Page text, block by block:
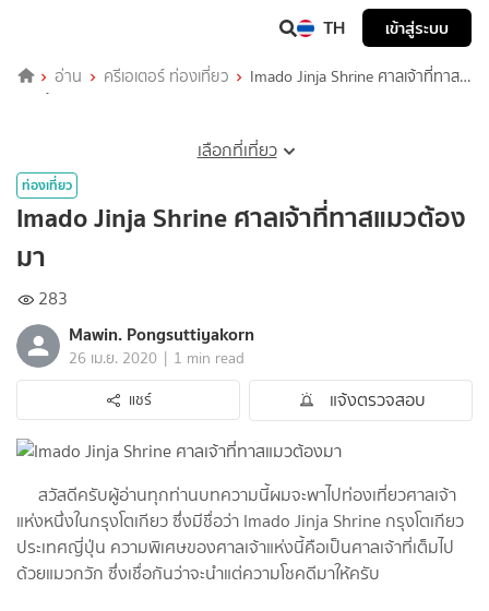
TH เข้าสู่ระบบ
อ่าน ครีเอเตอร์ ท่องเที่ยว
Imado Jinja Shrine ศาลเจ้าที่ทาส
แมวต้องมา
เลือกที่เที่ยว
ท่องเที่ยว
Imado Jinja Shrine ศาลเจ้าที่ทาสแมวต้อง
มา
283
Mawin. Pongsuttiyakorn
26 เม.ย. 2020 | 1 min read
แชร์
แจ้งตรวจสอบ
สวัสดีครับผู้อ่านทุกท่านบทความนี้ผมจะพาไปท่องเที่ยวศาลเจ้า
แห่งหนึ่งในกรุงโตเกียว ซึ่งมีชื่อว่า Imado Jinja Shrine กรุงโตเกียว
ประเทศญี่ปุ่น ความพิเศษของศาลเจ้าแห่งนี้คือเป็นศาลเจ้าที่เต็มไป
ด้วยแมวกวัก ซึ่งเชื่อกันว่าจะนำแต่ความโชคดีมาให้ครับ